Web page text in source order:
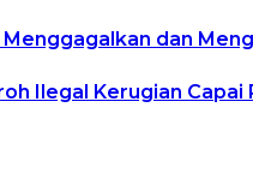
dan
Ilegal Kerugian Capai